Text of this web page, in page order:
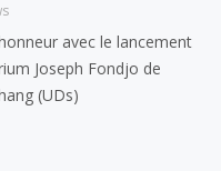
avec le lancement
Joseph Fondjo de
(UDs)